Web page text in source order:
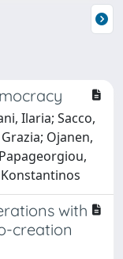
Ilaria; Sacco,
Ojanen,
with
creation